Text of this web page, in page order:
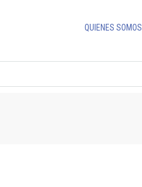
QUIENES SOMOS